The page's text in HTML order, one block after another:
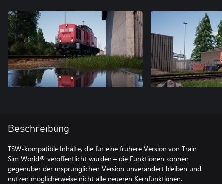
Beschreibung
TSW-kompatible Inhalte, die für eine frühere Version von Train
Sim World® veröffentlicht wurden – die Funktionen können
gegenüber der ursprünglichen Version unverändert bleiben und
nutzen möglicherweise nicht alle neueren Kernfunktionen.